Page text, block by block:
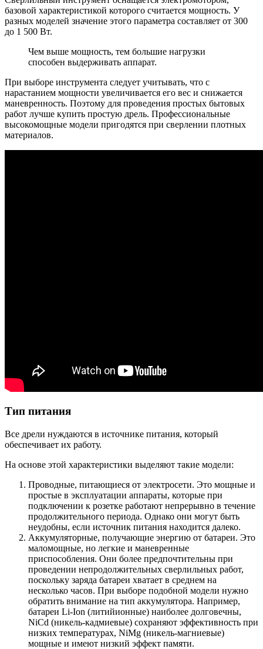
базовой характеристикой которого считается мощность. У
разных моделей значение этого параметра составляет от 300
до 1 500 Вт.
Чем выше мощность, тем большие нагрузки
способен выдерживать аппарат.
При выборе инструмента следует учитывать, что с
нарастанием мощности увеличивается его вес и снижается
маневренность. Поэтому для проведения простых бытовых
работ лучше купить простую дрель. Профессиональные
высокомощные модели пригодятся при сверлении плотных
материалов.
Тип питания
Все дрели нуждаются в источнике питания, который
обеспечивает их работу.
На основе этой характеристики выделяют такие модели:
Проводные, питающиеся от электросети. Это мощные и
простые в эксплуатации аппараты, которые при
подключении к розетке работают непрерывно в течение
продолжительного периода. Однако они могут быть
неудобны, если источник питания находится далеко.
Аккумуляторные, получающие энергию от батареи. Это
маломощные, но легкие и маневренные
приспособления. Они более предпочтительны при
проведении непродолжительных сверлильных работ,
поскольку заряда батареи хватает в среднем на
несколько часов. При выборе подобной модели нужно
обратить внимание на тип аккумулятора. Например,
батареи Li-Ion (литийионные) наиболее долговечны,
NiCd (никель-кадмиевые) сохраняют эффективность при
низких температурах, NiMg (никель-магниевые)
мощные и имеют низкий эффект памяти.